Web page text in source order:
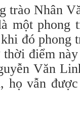
trào Nhân
một phong
đó phong
điểm
Văn
họ vẫn